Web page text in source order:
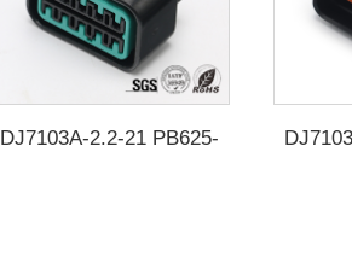
DJ7103A-2.2-21 PB625-